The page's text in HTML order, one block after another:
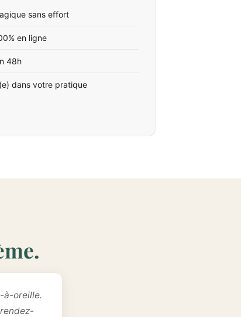
sans effort
en ligne
48h
dans votre pratique
à-oreille.